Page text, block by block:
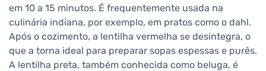
em 10 a 15 minutos. É frequentemente usada na
culinária indiana, por exemplo, em pratos como o dahl.
Após o cozimento, a lentilha vermelha se desintegra, o
que a torna ideal para preparar sopas espessas e purês.
A lentilha preta, também conhecida como beluga, é